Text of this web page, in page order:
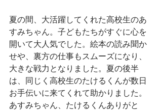
夏の間、大活躍してくれた高校生のあ
すみちゃん。子どもたちがすぐに心を
開いて大人気でした。絵本の読み聞か
せや、裏方の仕事もスムーズになり、
大きな戦力となりました。夏の後半
は、同じく高校生のたけるくんが数日
お手伝いに来てくれて助かりました。
あすみちゃん、たけるくんありがと